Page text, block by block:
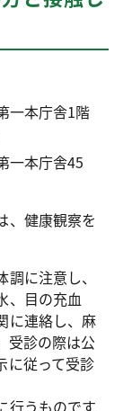
一本庁舎1階
一本庁舎45
、健康観察を
に注意し、
、目の充血
に連絡し、麻
受診の際は公
に従って受診
行うものです